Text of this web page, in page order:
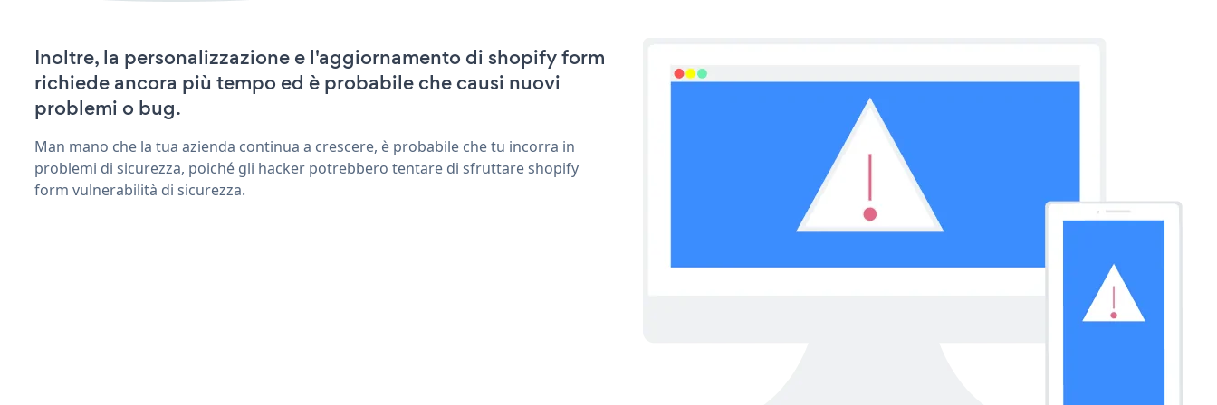
Inoltre, la personalizzazione e l'aggiornamento di shopify form
richiede ancora più tempo ed è probabile che causi nuovi
problemi o bug.
Man mano che la tua azienda continua a crescere, è probabile che tu incorra in
problemi di sicurezza, poiché gli hacker potrebbero tentare di sfruttare shopify
form vulnerabilità di sicurezza.